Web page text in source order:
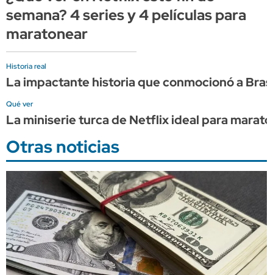
semana? 4 series y 4 películas para
maratonear
Historia real
La impactante historia que conmocionó a
Qué ver
La miniserie turca de Netflix ideal para
Otras noticias